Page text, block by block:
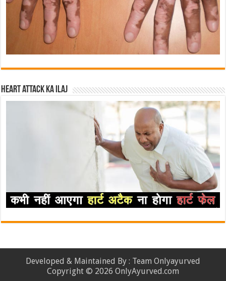
Heart attack ka ilaj
Developed & Maintained By : Team Onlyayurved
Copyright © 2026 OnlyAyurved.com